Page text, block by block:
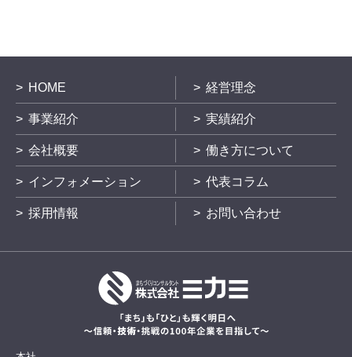
HOME 経営理念
事業紹介 実績紹介
会社概要 働き方について
インフォメーション 代表コラム
採用情報 お問い合わせ